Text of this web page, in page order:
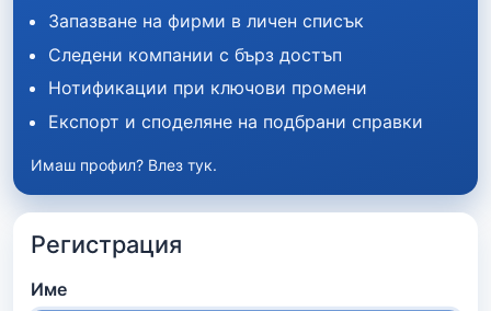
Запазване на фирми в личен списък
Следени компании с бърз достъп
Нотификации при ключови промени
Експорт и споделяне на подбрани справки
Имаш профил? Влез тук.
Регистрация
Име